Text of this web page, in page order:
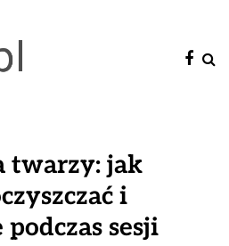
twarzy: jak
i
sesji